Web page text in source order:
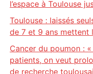
l’espace à Toulouse
Toulouse : laissés
de 7 et 9 ans mettent
Cancer du poumon :
patients, on veut
de recherche